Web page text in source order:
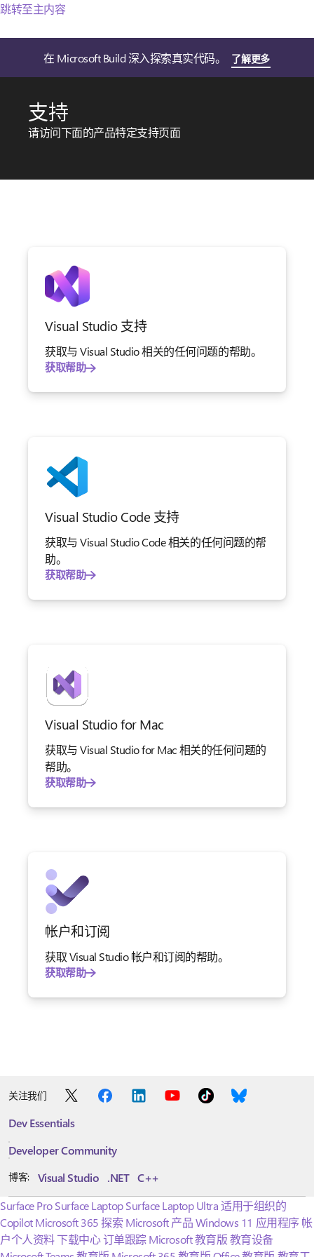
跳转至主内容
在 Microsoft Build 深入探索真实代码。 了解更多
支持
请访问下面的产品特定支持页面
Visual Studio 支持
获取与 Visual Studio 相关的任何问题的帮助。
获取帮助
Visual Studio Code 支持
获取与 Visual Studio Code 相关的任何问题的帮
助。
获取帮助
Visual Studio for Mac
获取与 Visual Studio for Mac 相关的任何问题的
帮助。
获取帮助
帐户和订阅
获取 Visual Studio 帐户和订阅的帮助。
获取帮助
关注我们
Dev Essentials
Developer Community
博客: Visual Studio .NET C++
Surface Pro Surface Laptop Surface Laptop Ultra适用于组织的
Copilot Microsoft 365 探索 Microsoft 产品Windows 11 应用程序 帐
户个人资料 下载中心订单跟踪Microsoft 教育版教育设备